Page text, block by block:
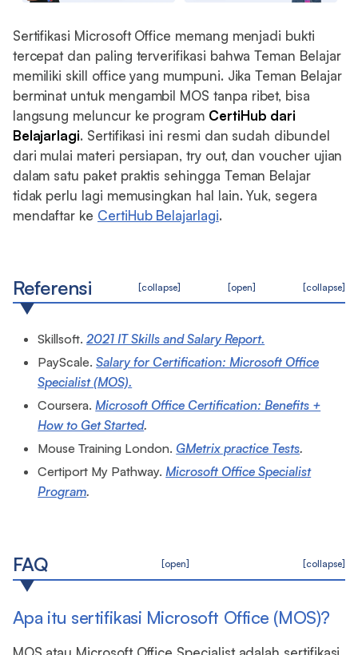
Sertifikasi Microsoft Office memang menjadi bukti
tercepat dan paling terverifikasi bahwa Teman Belajar
memiliki skill office yang mumpuni. Jika Teman Belajar
berminat untuk mengambil MOS tanpa ribet, bisa
langsung meluncur ke program CertiHub dari
Belajarlagi. Sertifikasi ini resmi dan sudah dibundel
dari mulai materi persiapan, try out, dan voucher ujian
dalam satu paket praktis sehingga Teman Belajar
tidak perlu lagi memusingkan hal lain. Yuk, segera
mendaftar ke CertiHub Belajarlagi.
Referensi [collapse] [open] [collapse]
Skillsoft.2021 IT Skills and Salary Report.
PayScale.Salary for Certification: Microsoft Office
Specialist (MOS).
Coursera. Microsoft Office Certification: Benefits +
How to Get Started.
Mouse Training London. GMetrix practice Tests.
Certiport My Pathway. Microsoft Office Specialist
Program.
FAQ [open] [collapse]
Apa itu sertifikasi Microsoft Office (MOS)?